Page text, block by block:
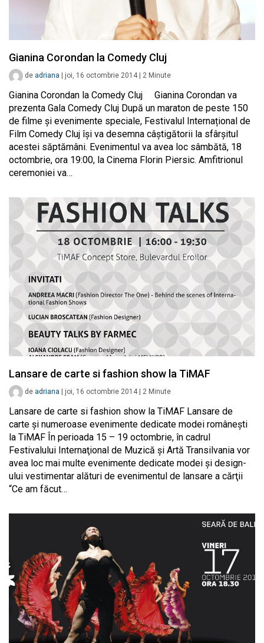
Gianina Corondan la Comedy Cluj
de adriana joi, 16 octombrie 2014 2 Minute
Gianina Corondan la Comedy Cluj Gianina Corondan va
prezenta Gala Comedy Cluj După un maraton de peste 150
de filme și evenimente speciale, Festivalul Internațional de
Film Comedy Cluj își va desemna câștigătorii la sfârșitul
acestei săptămâni. Evenimentul va avea loc sâmbătă, 18
octombrie, ora 19:00, la Cinema Florin Piersic. Amfitrionul
ceremoniei va…
Lansare de carte si fashion show la TiMAF
de adriana joi, 16 octombrie 2014 2 Minute
Lansare de carte si fashion show la TiMAF Lansare de
carte şi numeroase evenimente dedicate modei româneşti
la TiMAF În perioada 15 – 19 octombrie, în cadrul
Festivalului Internaţional de Muzică şi Artă Transilvania vor
avea loc mai multe evenimente dedicate modei şi design-
ului vestimentar alături de evenimentul de lansare a cărţii
“Ce am făcut…